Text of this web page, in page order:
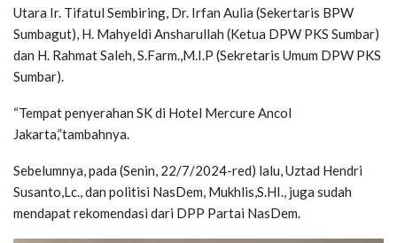
Utara Ir. Tifatul Sembiring, Dr. Irfan Aulia (Sekertaris BPW
Sumbagut), H. Mahyeldi Ansharullah (Ketua DPW PKS Sumbar)
dan H. Rahmat Saleh, S.Farm.,M.I.P (Sekretaris Umum DPW PKS
Sumbar).
“Tempat penyerahan SK di Hotel Mercure Ancol
Jakarta,”tambahnya.
Sebelumnya, pada (Senin, 22/7/2024-red) lalu, Uztad Hendri
Susanto,Lc., dan politisi NasDem, Mukhlis,S.HI., juga sudah
mendapat rekomendasi dari DPP Partai NasDem.